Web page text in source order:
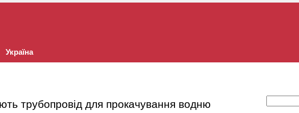
Україна
трубопровід для прокачування водню